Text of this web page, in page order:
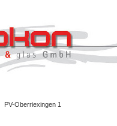
PV-Oberriexingen 1